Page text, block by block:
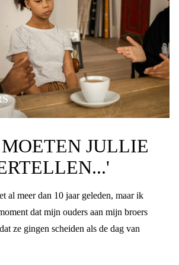
MOETEN JULLIE
al meer dan 10 jaar geleden, maar ik
dat mijn ouders aan mijn broers
ze gingen scheiden als de dag van